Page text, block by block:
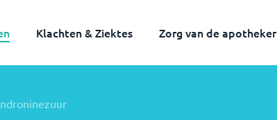
Klachten & Ziektes Zorg van de apotheker